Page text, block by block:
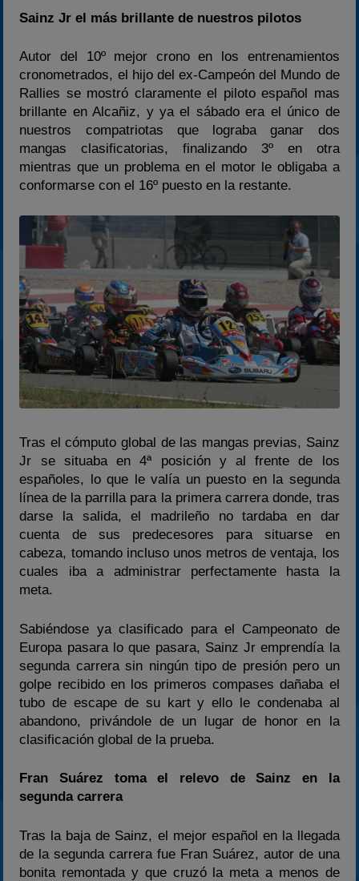
Sainz Jr el más brillante de nuestros pilotos
Autor del 10º mejor crono en los entrenamientos
cronometrados, el hijo del ex-Campeón del Mundo de
Rallies se mostró claramente el piloto español mas
brillante en Alcañiz, y ya el sábado era el único de
nuestros compatriotas que lograba ganar dos
mangas clasificatorias, finalizando 3º en otra
mientras que un problema en el motor le obligaba a
conformarse con el 16º puesto en la restante.
Tras el cómputo global de las mangas previas, Sainz
Jr se situaba en 4ª posición y al frente de los
españoles, lo que le valía un puesto en la segunda
línea de la parrilla para la primera carrera donde, tras
darse la salida, el madrileño no tardaba en dar
cuenta de sus predecesores para situarse en
cabeza, tomando incluso unos metros de ventaja, los
cuales iba a administrar perfectamente hasta la
meta.
Sabiéndose ya clasificado para el Campeonato de
Europa pasara lo que pasara, Sainz Jr emprendía la
segunda carrera sin ningún tipo de presión pero un
golpe recibido en los primeros compases dañaba el
tubo de escape de su kart y ello le condenaba al
abandono, privándole de un lugar de honor en la
clasificación global de la prueba.
Fran Suárez toma el relevo de Sainz en la
segunda carrera
Tras la baja de Sainz, el mejor español en la llegada
de la segunda carrera fue Fran Suárez, autor de una
bonita remontada y que cruzó la meta a menos de